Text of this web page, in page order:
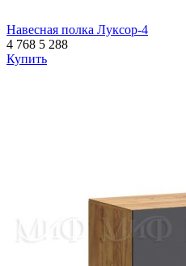
Навесная полка Луксор-4
4 768 5 288
Купить